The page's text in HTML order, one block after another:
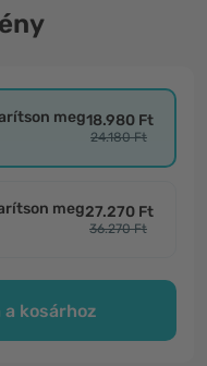
meg18.980 Ft
24.180 Ft
meg27.270 Ft
36.270 Ft
a kosárhoz